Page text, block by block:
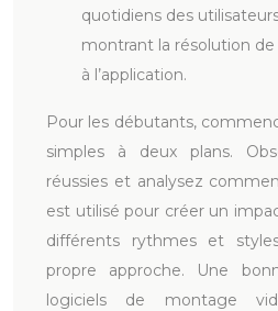
quotidiens des
montrant la résolution
à l’application.
Pour les débutants,
simples à deux plans.
réussies et analysez
est utilisé pour créer un
différents rythmes et
propre approche. Une
logiciels de montage